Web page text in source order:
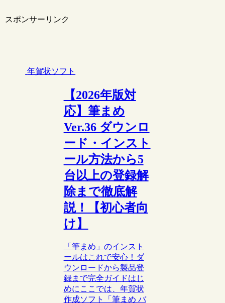
スポンサーリンク
年賀状ソフト
【2026年版対
応】筆まめ
Ver.36 ダウンロ
ード・インスト
ール方法から5
台以上の登録解
除まで徹底解
説！【初心者向
け】
「筆まめ」のインスト
ールはこれで安心！ダ
ウンロードから製品登
録まで完全ガイドはじ
めにここでは、年賀状
作成ソフト「筆まめ バ